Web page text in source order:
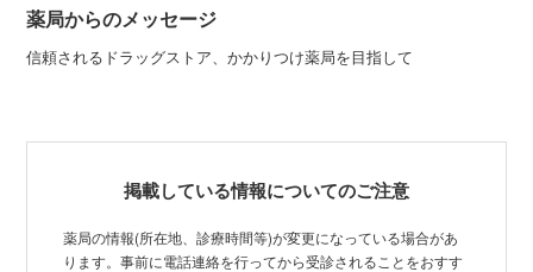
薬局からのメッセージ
信頼されるドラッグストア、かかりつけ薬局を目指して
掲載している情報についてのご注意
薬局の情報(所在地、診療時間等)が変更になっている場合があ
ります。事前に電話連絡を行ってから受診されることをおすす